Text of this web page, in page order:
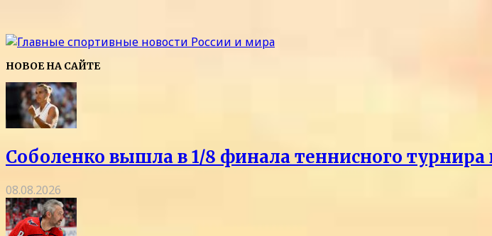
НОВОЕ НА САЙТЕ
Соболенко вышла в 1/8 финала теннисного турнира
08.08.2026